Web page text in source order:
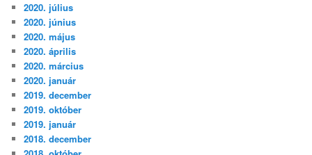
2020. július
2020. június
2020. május
2020. április
2020. március
2020. január
2019. december
2019. október
2019. január
2018. december